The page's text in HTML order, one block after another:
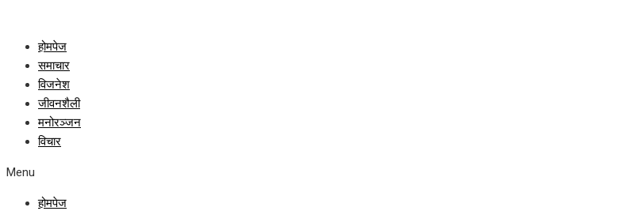
होमपेज
समाचार
विजनेश
जीवनशैली
मनोरञ्जन
विचार
Menu
होमपेज